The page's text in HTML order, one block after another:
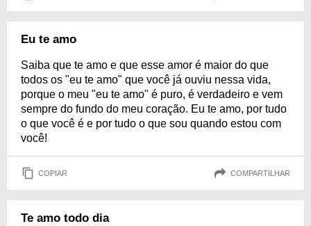
Eu te amo
Saiba que te amo e que esse amor é maior do que
todos os "eu te amo" que você já ouviu nessa vida,
porque o meu "eu te amo" é puro, é verdadeiro e vem
sempre do fundo do meu coração. Eu te amo, por tudo
o que você é e por tudo o que sou quando estou com
você!
COPIAR COMPARTILHAR
Te amo todo dia